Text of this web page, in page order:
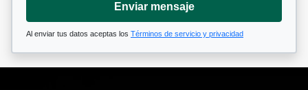
Enviar mensaje
Al enviar tus datos aceptas los Términos de servicio y privacidad